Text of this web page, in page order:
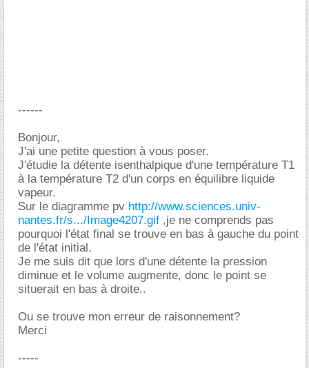
------
Bonjour,
J'ai une petite question à vous poser.
J'étudie la détente isenthalpique d'une température T1
à la température T2 d'un corps en équilibre liquide
vapeur.
Sur le diagramme pv http://www.sciences.univ-
nantes.fr/s.../Image4207.gif ,je ne comprends pas
pourquoi l'état final se trouve en bas à gauche du point
de l'état initial.
Je me suis dit que lors d'une détente la pression
diminue et le volume augmente, donc le point se
situerait en bas à droite..
Ou se trouve mon erreur de raisonnement?
Merci
-----